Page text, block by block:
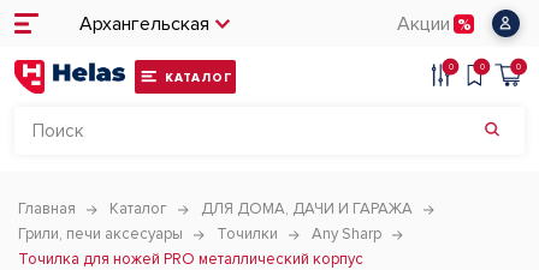
Архангельская Акции
КАТАЛОГ
0 0 0
Главная Каталог
ДЛЯ ДОМА, ДАЧИ И ГАРАЖА
Грили, печи аксесуары
Точилки
Any Sharp
Точилка для ножей PRO металлический корпус